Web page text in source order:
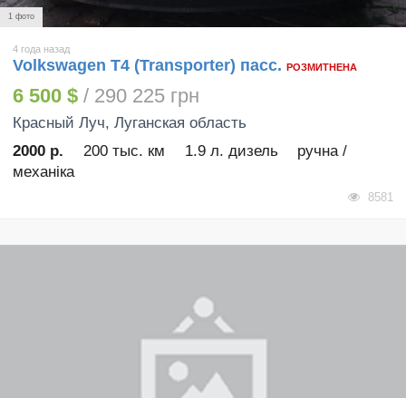
1 фото
4 года назад
Volkswagen T4 (Transporter) пасс. РОЗМИТНЕНА
6 500 $ / 290 225 грн
Красный Луч, Луганская область
2000 р.
200 тыс. км 1.9 л. дизель
ручна /
механіка
8581